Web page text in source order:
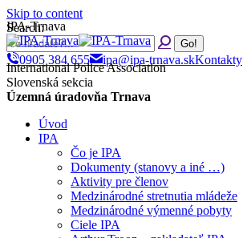
Skip to content
Search:
0905 384 655 ipa@ipa-trnava.skKontakty
IPA-Trnava
International Police Association
Slovenská sekcia
Územná úradovňa Trnava
Úvod
IPA
Čo je IPA
Dokumenty (stanovy a iné …)
Aktivity pre členov
Medzinárodné stretnutia mládeže
Medzinárodné výmenné pobyty
Ciele IPA